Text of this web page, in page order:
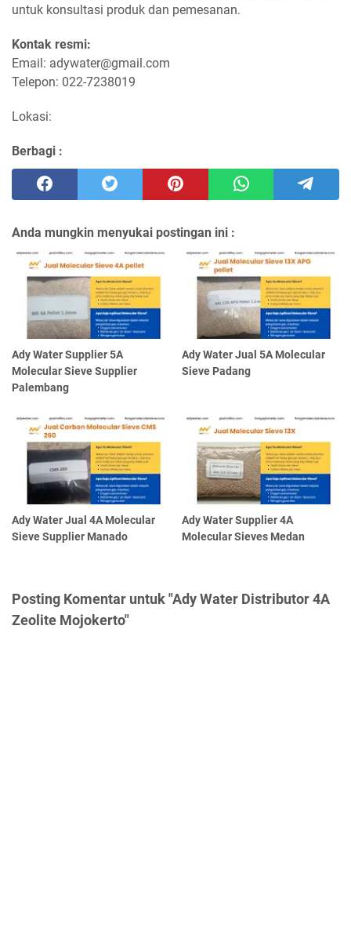
untuk konsultasi produk dan pemesanan.
Kontak resmi:
Email: adywater@gmail.com
Telepon: 022-7238019
Lokasi:
Berbagi :
Anda mungkin menyukai postingan ini :
Ady Water Supplier 5A
Molecular Sieve Supplier
Palembang
Ady Water Jual 5A Molecular
Sieve Padang
Ady Water Jual 4A Molecular
Sieve Supplier Manado
Ady Water Supplier 4A
Molecular Sieves Medan
Posting Komentar untuk "Ady Water Distributor 4A
Zeolite Mojokerto"